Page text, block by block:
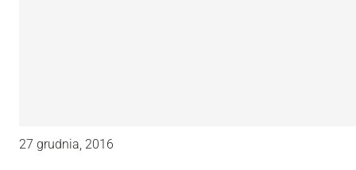
27 grudnia, 2016